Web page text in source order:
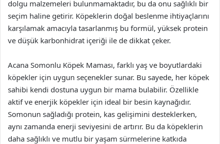
dolgu malzemeleri bulunmamaktadır, bu da onu sağlıklı bir
seçim haline getirir. Köpeklerin doğal beslenme ihtiyaçlarını
karşılamak amacıyla tasarlanmış bu formül, yüksek protein
ve düşük karbonhidrat içeriği ile de dikkat çeker.
Acana Somonlu Köpek Maması, farklı yaş ve boyutlardaki
köpekler için uygun seçenekler sunar. Bu sayede, her köpek
sahibi kendi dostuna uygun bir mama bulabilir. Özellikle
aktif ve enerjik köpekler için ideal bir besin kaynağıdır.
Somonun sağladığı protein, kas gelişimini desteklerken,
aynı zamanda enerji seviyesini de artırır. Bu da köpeklerin
daha sağlıklı ve mutlu bir yaşam sürmelerine katkıda